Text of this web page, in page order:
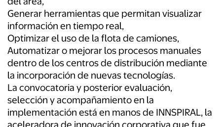
Generar herramientas que permitan visualizar
información en tiempo real,
Optimizar el uso de la flota de camiones,
Automatizar o mejorar los procesos manuales
dentro de los centros de distribución mediante
la incorporación de nuevas tecnologías.
La convocatoria y posterior evaluación,
selección y acompañamiento en la
implementación está en manos de INNSPIRAL, la